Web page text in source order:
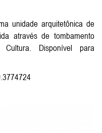
unidade arquitetônica de
através de tombamento
Disponível para